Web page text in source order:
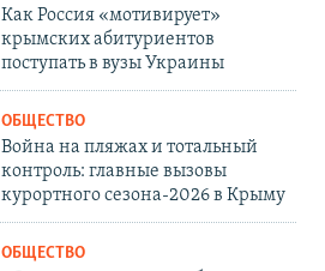
Как Россия «мотивирует»
крымских абитуриентов
поступать в вузы Украины
ОБЩЕСТВО
Война на пляжах и тотальный
контроль: главные вызовы
курортного сезона-2026 в Крыму
ОБЩЕСТВО